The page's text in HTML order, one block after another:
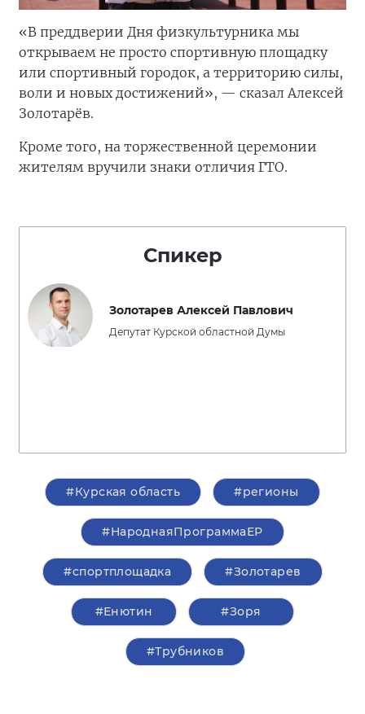
«В преддверии Дня физкультурника мы
открываем не просто спортивную площадку
или спортивный городок, а территорию силы,
воли и новых достижений», — сказал Алексей
Золотарёв.
Кроме того, на торжественной церемонии
жителям вручили знаки отличия ГТО.
Спикер
Золотарев Алексей Павлович
Депутат Курской областной Думы
#Курская область #регионы
#НароднаяПрограммаЕР
#спортплощадка #Золотарев
#Енютин #Зоря
#Трубников